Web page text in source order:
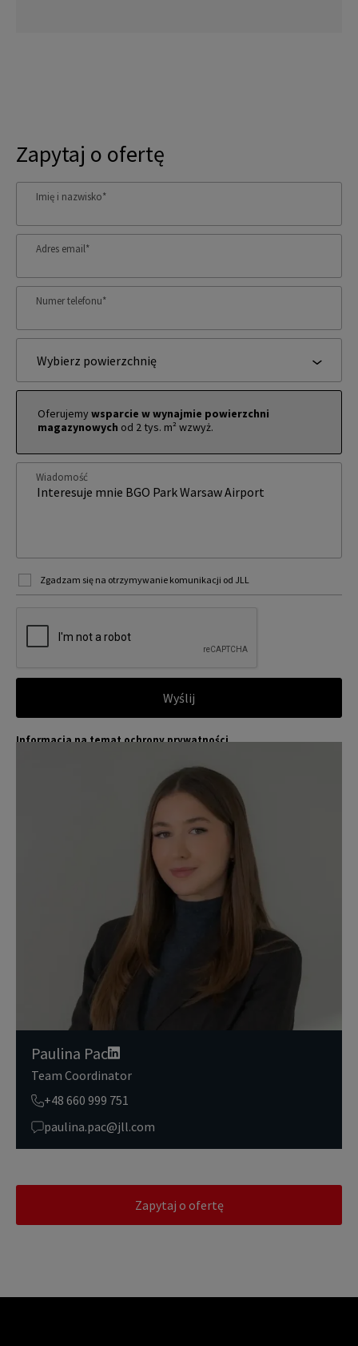
Zapytaj o ofertę
Imię i nazwisko*
Adres email*
Numer telefonu*
Wybierz powierzchnię
Oferujemywsparcie w wynajmie powierzchni
magazynowych od 2 tys. m² wzwyż.
Wiadomość
Zgadzam się na otrzymywanie komunikacji od JLL
Wyślij
Informacja na temat ochrony prywatności
iązanymi jest wiodącym globalnym dostawcą usług w zakresie zar
ządzania nieruchomościami i inwestycjami. Poważnie traktujemy
obowiązek ochrony przekazywanych nam danych osobowych.
Dane osobowe, które zbieramy od użytkowników, służą do zapew
nienia im dostępu do portalu magazyny.pl, umożliwienia im korzy
stania z portalu, a także, za ich zgodą, do wysyłania im komunika
Dokładamy wszelkich starań, aby dane osobowe były bezpieczne,
zapewniamy odpowiedni poziom ich ochrony i przechowujemy je
tylko przez czas niezbędny do realizacji zapytania z uzasadnionyc
h powodów biznesowych lub prawnych. Następnie usuwamy je w s
posób bezpieczny i pewny. Aby uzyskać więcej informacji na temat
danych osobowych przetwarzanych przez JLL, prosimy zapoznać
zasadami ochrony prywatności.
Paulina Pac
Team Coordinator
+48 660 999 751
paulina.pac@jll.com
Zapytaj o ofertę